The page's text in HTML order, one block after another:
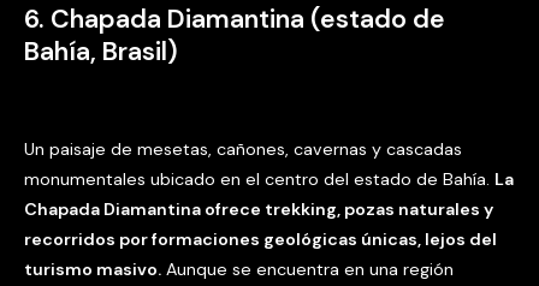
6. Chapada Diamantina (estado de
Bahía, Brasil)
Un paisaje de mesetas, cañones, cavernas y cascadas
monumentales ubicado en el centro del estado de Bahía. La
Chapada Diamantina ofrece trekking, pozas naturales y
recorridos por formaciones geológicas únicas, lejos del
turismo masivo. Aunque se encuentra en una región